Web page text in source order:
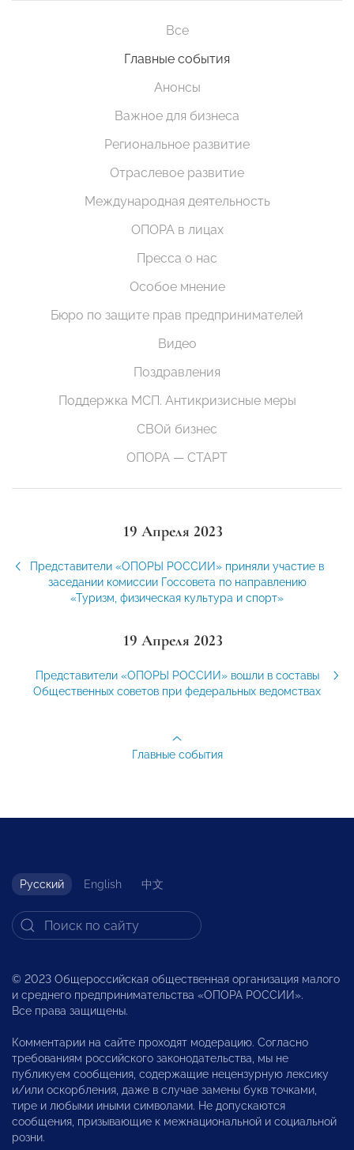
Все
Главные события
Анонсы
Важное для бизнеса
Региональное развитие
Отраслевое развитие
Международная деятельность
ОПОРА в лицах
Пресса о нас
Особое мнение
Бюро по защите прав предпринимателей
Видео
Поздравления
Поддержка МСП. Антикризисные меры
СВОй бизнес
ОПОРА — СТАРТ
19 Апреля 2023
Представители «ОПОРЫ РОССИИ» приняли участие в
заседании комиссии Госсовета по направлению
«Туризм, физическая культура и спорт»
19 Апреля 2023
Представители «ОПОРЫ РОССИИ» вошли в составы
Общественных советов при федеральных ведомствах
Главные события
Русский English 中文
© 2023 Общероссийская общественная организация малого
и среднего предпринимательства «ОПОРА РОССИИ».
Все права защищены.
Комментарии на сайте проходят модерацию. Согласно
требованиям российского законодательства, мы не
публикуем сообщения, содержащие нецензурную лексику
и/или оскорбления, даже в случае замены букв точками,
тире и любыми иными символами. Не допускаются
сообщения, призывающие к межнациональной и социальной
розни.